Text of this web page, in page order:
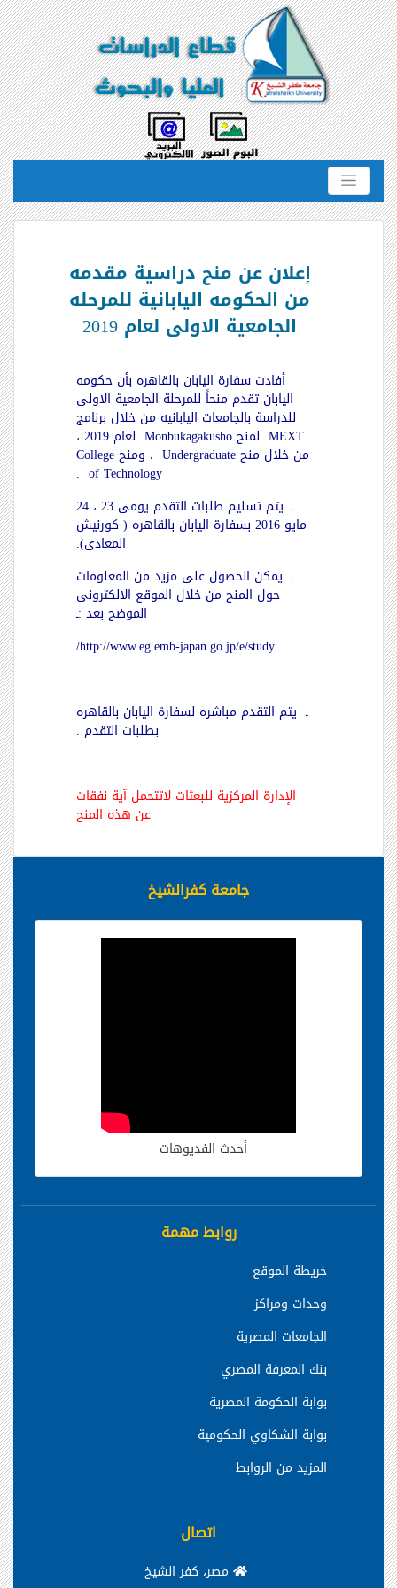
إعلان عن منح دراسية مقدمه
من الحكومه اليابانية للمرحله
الجامعية الاولى لعام 2019
أفادت سفارة اليابان بالقاهره بأن حكومه
اليابان تقدم منحاً للمرحلة الجامعية الاولى
للدراسة بالجامعات اليابانيه من خلال برنامج
MEXT لمنحMonbukagakusho لعام 2019 ،
من خلال منحUndergraduate ، ومنحCollege
of Technology
.
ـ يتم تسليم طلبات التقدم يومى 23 ، 24
مايو 2016 بسفارة اليابان بالقاهره ( كورنيش
المعادى).
ـ يمكن الحصول على مزيد من المعلومات
حول المنح من خلال الموقع الالكترونى
الموضح بعد :ـ
http://www.eg.emb-japan.go.jp/e/study
/
ـ يتم التقدم مباشره لسفارة اليابان بالقاهره
بطلبات التقدم .
الإدارة المركزية للبعثات لاتتحمل آية نفقات
عن هذه المنح
جامعة كفرالشيخ
أحدث الفديوهات
روابط مهمة
خريطة الموقع
وحدات ومراكز
الجامعات المصرية
بنك المعرفة المصري
بوابة الحكومة المصرية
بوابة الشكاوي الحكومية
المزيد من الروابط
اتصال
مصر، كفر الشيخ